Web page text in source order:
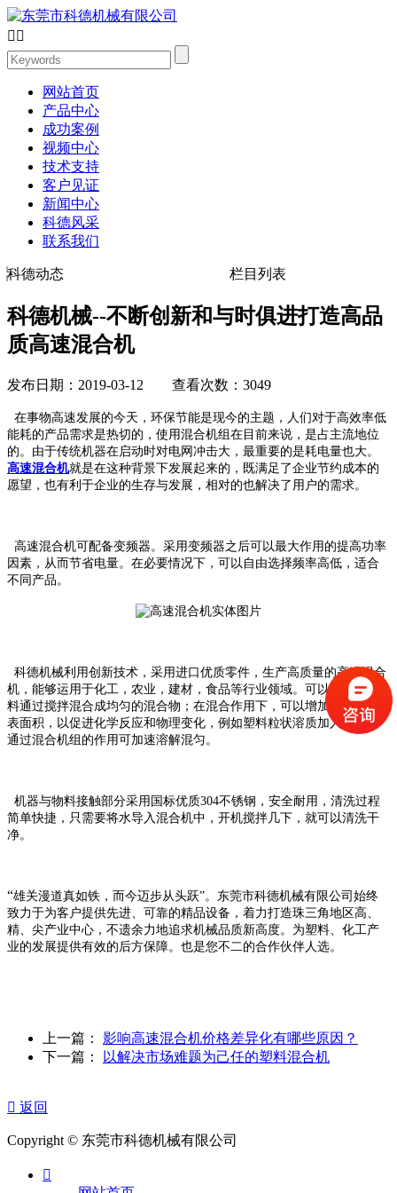
 
网站首页
产品中心
成功案例
视频中心
技术支持
客户见证
新闻中心
科德风采
联系我们
科德动态 栏目列表
科德机械--不断创新和与时俱进打造高品
质高速混合机
发布日期：2019-03-12 查看次数：3049
在事物高速发展的今天，环保节能是现今的主题，人们对于高效率低
能耗的产品需求是热切的，使用混合机组在目前来说，是占主流地位
的。由于传统机器在启动时对电网冲击大，最重要的是耗电量也大。
高速混合机就是在这种背景下发展起来的，既满足了企业节约成本的
愿望，也有利于企业的生存与发展，相对的也解决了用户的需求。
高速混合机可配备变频器。采用变频器之后可以最大作用的提高功率
因素，从而节省电量。在必要情况下，可以自由选择频率高低，适合
不同产品。
科德机械利用创新技术，采用进口优质零件，生产高质量的高速混合
机，能够运用于化工，农业，建材，食品等行业领域。可以将多种物
料通过搅拌混合成均匀的混合物；在混合作用下，可以增加物料接触
表面积，以促进化学反应和物理变化，例如塑料粒状溶质加入溶剂，
通过混合机组的作用可加速溶解混匀。
机器与物料接触部分采用国标优质304不锈钢，安全耐用，清洗过程
简单快捷，只需要将水导入混合机中，开机搅拌几下，就可以清洗干
净。
“雄关漫道真如铁，而今迈步从头跃”。东莞市科德机械有限公司始终
致力于为客户提供先进、可靠的精品设备，着力打造珠三角地区高、
精、尖产业中心，不遗余力地追求机械品质新高度。为塑料、化工产
业的发展提供有效的后方保障。也是您不二的合作伙伴人选。
上一篇： 影响高速混合机价格差异化有哪些原因？
下一篇：
以解决市场难题为己任的塑料混合机
 返回
Copyright © 东莞市科德机械有限公司
